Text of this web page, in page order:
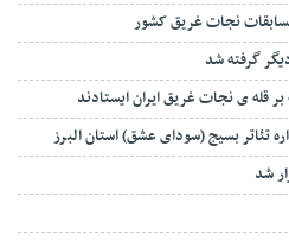
خانه در حصارک
هرگونه حوادث احتمالی آمادگی کامل
بوده است
از آسیب های اجتماعی